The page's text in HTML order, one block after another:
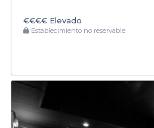
€€€€ Elevado
Establecimiento no reservable